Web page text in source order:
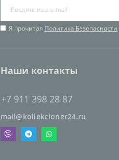
Я прочитал Политика Безопасности
Наши контакты
+7 911 398 28 87
mail@kollekcioner24.ru